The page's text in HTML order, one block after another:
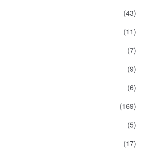
(43)
(11)
(7)
(9)
(6)
(169)
(5)
(17)